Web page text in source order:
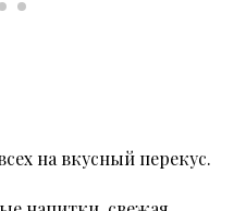
на вкусный перекус.